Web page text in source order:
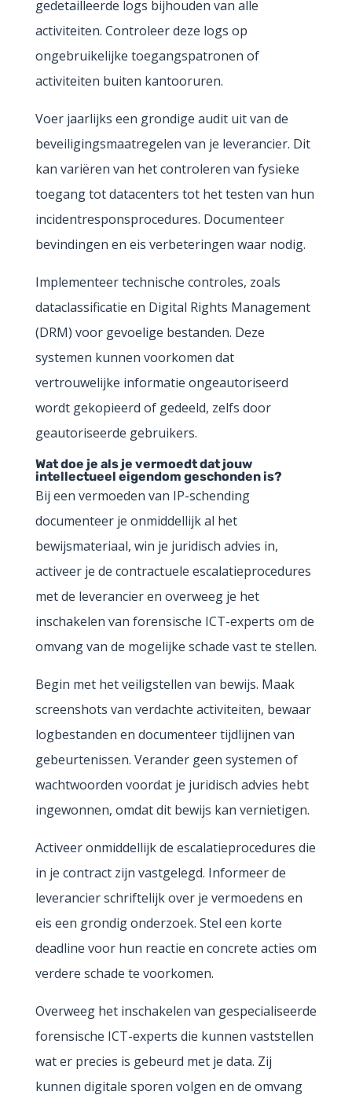
gedetailleerde logs bijhouden van alle
activiteiten. Controleer deze logs op
ongebruikelijke toegangspatronen of
activiteiten buiten kantooruren.
Voer jaarlijks een grondige audit uit van de
beveiligingsmaatregelen van je leverancier. Dit
kan variëren van het controleren van fysieke
toegang tot datacenters tot het testen van hun
incidentresponsprocedures. Documenteer
bevindingen en eis verbeteringen waar nodig.
Implementeer technische controles, zoals
dataclassificatie en Digital Rights Management
(DRM) voor gevoelige bestanden. Deze
systemen kunnen voorkomen dat
vertrouwelijke informatie ongeautoriseerd
wordt gekopieerd of gedeeld, zelfs door
geautoriseerde gebruikers.
Wat doe je als je vermoedt dat jouw
intellectueel eigendom geschonden is?
Bij een vermoeden van IP-schending
documenteer je onmiddellijk al het
bewijsmateriaal, win je juridisch advies in,
activeer je de contractuele escalatieprocedures
met de leverancier en overweeg je het
inschakelen van forensische ICT-experts om de
omvang van de mogelijke schade vast te stellen.
Begin met het veiligstellen van bewijs. Maak
screenshots van verdachte activiteiten, bewaar
logbestanden en documenteer tijdlijnen van
gebeurtenissen. Verander geen systemen of
wachtwoorden voordat je juridisch advies hebt
ingewonnen, omdat dit bewijs kan vernietigen.
Activeer onmiddellijk de escalatieprocedures die
in je contract zijn vastgelegd. Informeer de
leverancier schriftelijk over je vermoedens en
eis een grondig onderzoek. Stel een korte
deadline voor hun reactie en concrete acties om
verdere schade te voorkomen.
Overweeg het inschakelen van gespecialiseerde
forensische ICT-experts die kunnen vaststellen
wat er precies is gebeurd met je data. Zij
kunnen digitale sporen volgen en de omvang